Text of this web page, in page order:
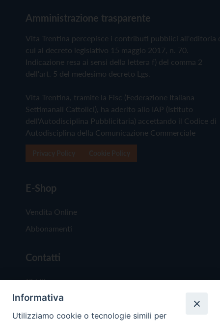
Amministrazione trasparente
Vita Trentina percepisce i contributi pubblici all'editoria
cui al decreto legislativo 15 maggio 2017, n. 70.
Indicazione resa ai sensi della lettera f) del comma 2
dell'art. 5 del medesimo decreto Lgs.
Vita Trentina, tramite la Fisc (Federazione Italiana
Settimanali Cattolici), ha aderito allo IAP (Istituto
dell'Autodisciplina Pubblicitaria) accettando il Codice di
Autodisciplina della Comunicazione Commerciale
E-Shop
Vendita Online
Abbonamenti
Contatti
Chi Siamo
Redazione
Scrivici
Informativa
Utilizziamo cookie o tecnologie simili per